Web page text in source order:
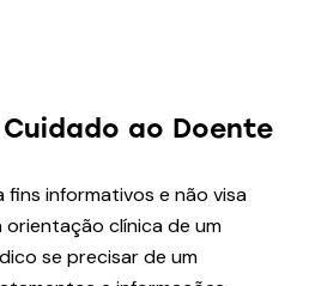
ao Doente
informativos e não visa
clínica de um
se precisar de um